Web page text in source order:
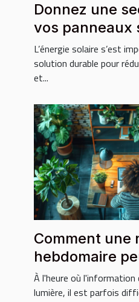
Donnez une
vos panneaux
ce service de
L’énergie solaire s’est
solution durable pour
et...
Comment une
hebdomaire
transformer
de rester
À l'heure où l'information
lumière, il est parfois